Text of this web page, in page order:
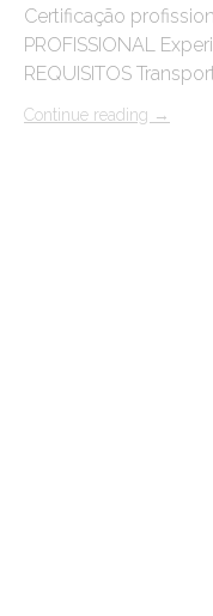
Certificação
PROFISSIONAL
REQUISITOS
Continue reading →